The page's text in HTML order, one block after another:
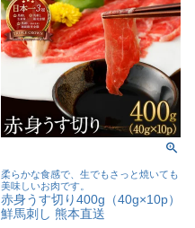
柔らかな食感で、生でもさっと焼いても
美味しいお肉です。
赤身うす切り400g（40g×10p）
鮮馬刺し 熊本直送